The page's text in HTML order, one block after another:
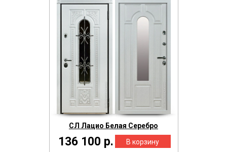
СЛ Лацио Белая Серебро
136 100 р.